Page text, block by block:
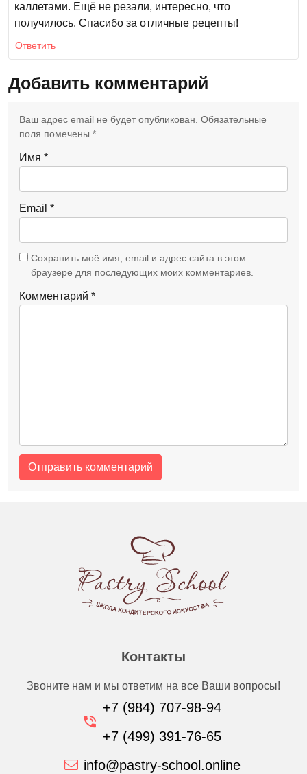
каллетами. Ещё не резали, интересно, что
получилось. Спасибо за отличные рецепты!
Ответить
Добавить комментарий
Ваш адрес email не будет опубликован. Обязательные
поля помечены *
Комментарий *
Имя *
Email *
Сохранить моё имя, email и адрес сайта в этом
браузере для последующих моих комментариев.
Контакты
Звоните нам и мы ответим на все Ваши вопросы!
+7 (984) 707-98-94
+7 (499) 391-76-65
info@pastry-school.online